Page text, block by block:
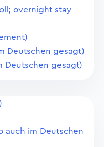
overnight stay
Deutschen gesagt)
Deutschen gesagt)
auch im Deutschen